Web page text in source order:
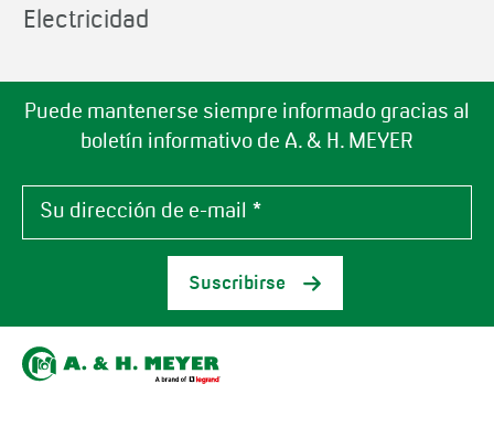
Electricidad
Puede mantenerse siempre informado gracias al
boletín informativo de A. & H. MEYER
Suscribirse